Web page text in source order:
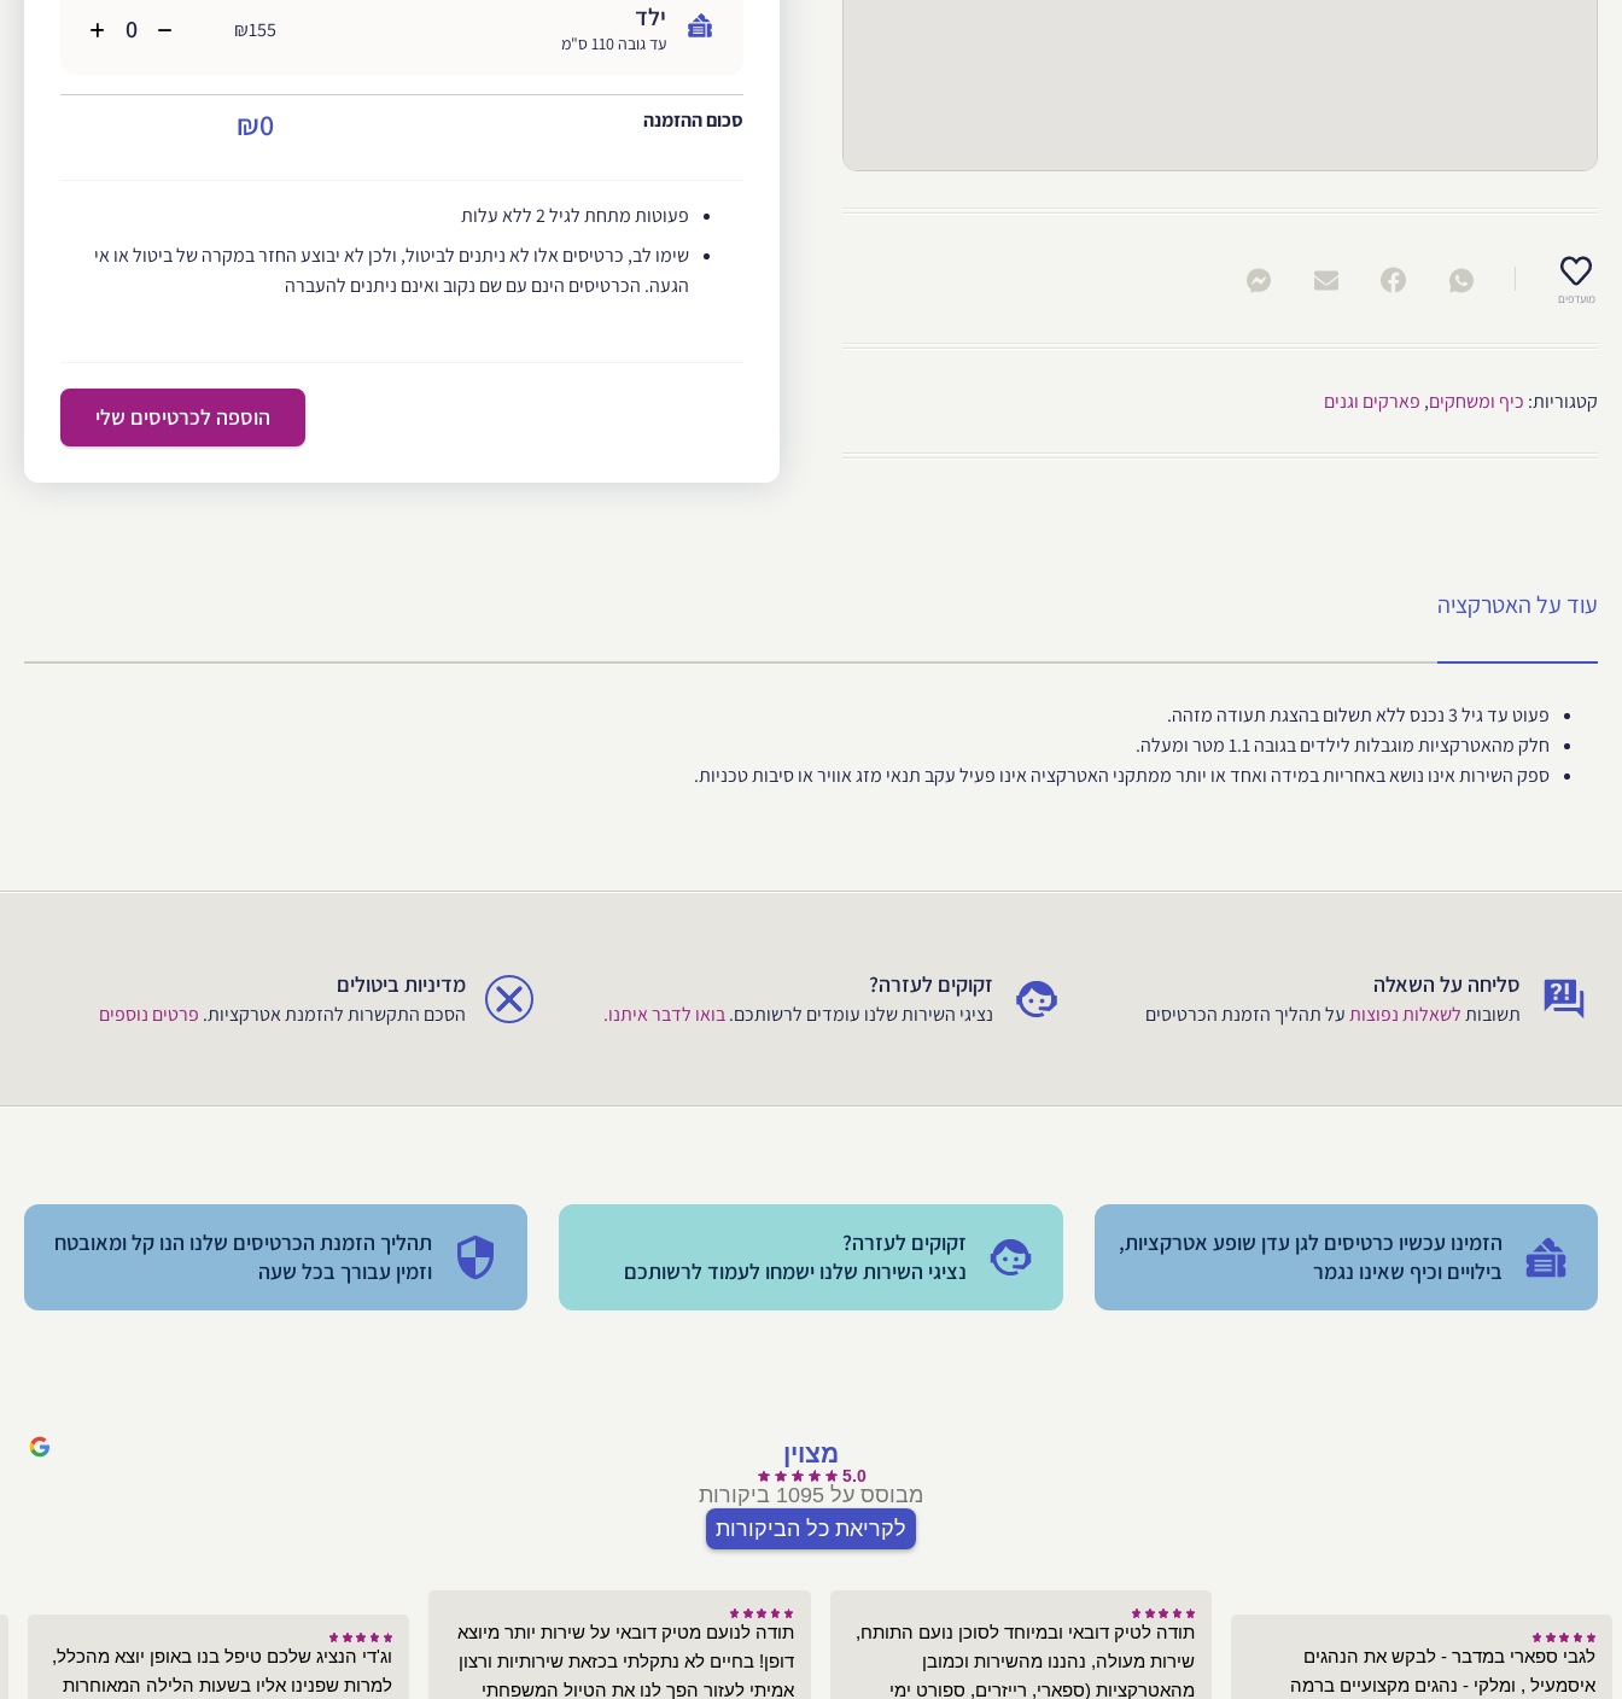
מועדפים
קטגוריות: כיף ומשחקים, פארקים וגנים
ילד
עד גובה 110 ס"מ
₪155
סכום ההזמנה ₪0
פעוטות מתחת לגיל 2 ללא עלות
שימו לב, כרטיסים אלו לא ניתנים לביטול, ולכן לא יבוצע החזר במקרה של ביטול או אי
הגעה. הכרטיסים הינם עם שם נקוב ואינם ניתנים להעברה
הוספה לכרטיסים שלי
עוד על האטרקציה
פעוט עד גיל 3 נכנס ללא תשלום בהצגת תעודה מזהה.
חלק מהאטרקציות מוגבלות לילדים בגובה 1.1 מטר ומעלה.
ספק השירות אינו נושא באחריות במידה ואחד או יותר ממתקני האטרקציה אינו פעיל עקב תנאי מזג אוויר או סיבות טכניות.
סליחה על השאלה
תשובותלשאלות נפוצותעל תהליך הזמנת הכרטיסים
זקוקים לעזרה?
נציגי השירות שלנו עומדים לרשותכם.בואו לדבר איתנו.
מדיניות ביטולים
הסכם התקשרות להזמנת אטרקציות. פרטים נוספים
הזמינו עכשיו כרטיסים לגן עדן שופע אטרקציות,
בילויים וכיף שאינו נגמר
זקוקים לעזרה?
נציגי השירות שלנו ישמחו לעמוד לרשותכם
תהליך הזמנת הכרטיסים שלנו הנו קל ומאובטח
וזמין עבורך בכל שעה
מצוין
5.0
מבוסס על 1095 ביקורות
לקריאת כל הביקורות
לגבי ספארי במדבר - לבקש את הנהגים
איסמעיל , ומלקי - נהגים מקצועיים ברמה
תודה לטיק דובאי ובמיוחד לסוכן נועם התותח,
שירות מעולה, נהננו מהשירות וכמובן
מהאטרקציות (ספארי, רייזרים, ספורט ימי
תודה לנועם מטיק דובאי על שירות יותר מיוצא
דופן! בחיים לא נתקלתי בכזאת שירותיות ורצון
אמיתי לעזור הפך לנו את הטיול המשפחתי
וג'די הנציג שלכם טיפל בנו באופן יוצא מהכלל,
למרות שפנינו אליו בשעות הלילה המאוחרות